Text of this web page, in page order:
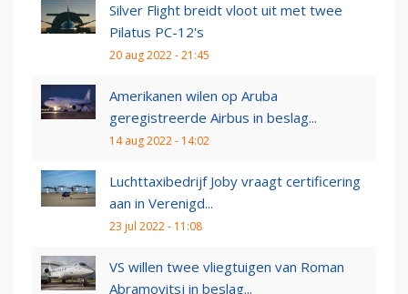
Silver Flight breidt vloot uit met twee
Pilatus PC-12's
20 aug 2022 - 21:45
Amerikanen wilen op Aruba
geregistreerde Airbus in beslag...
14 aug 2022 - 14:02
Luchttaxibedrijf Joby vraagt certificering
aan in Verenigd...
23 jul 2022 - 11:08
VS willen twee vliegtuigen van Roman
Abramovitsj in beslag...